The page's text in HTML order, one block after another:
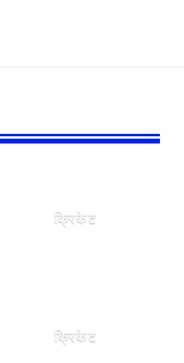
क्रिकेट
क्रिकेट